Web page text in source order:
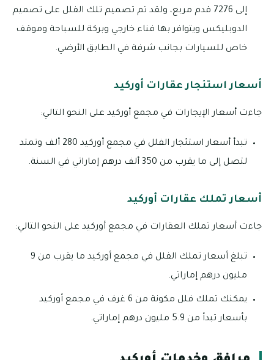
إلى 7276 قدم مربع، ولقد تم تصميم تلك الفلل على تصميم
الدوبليكس ويتوافر بها فناء خارجي وبركة للسباحة وموقف
خاص للسيارات بجانب شرفة في الطابق الأرضي.
أسعار استئجار عقارات أوركيد
جاءت أسعار الإيجارات في مجمع أوركيد على النحو التالي:
تبدأ أسعار استئجار الفلل في مجمع أوركيد 280 ألف وتمتد
لتصل إلى ما يقرب من 350 ألف درهم إماراتي في السنة.
أسعار تملك عقارات أوركيد
جاءت أسعار تملك العقارات في مجمع أوركيد على النحو التالي:
تبلغ أسعار تملك الفلل في مجمع أوركيد ما يقرب من 9
مليون درهم إماراتي.
يمكنك تملك فلل مكونة من 6 غرف في مجمع أوركيد
بأسعار تبدأ من 5.9 مليون درهم إماراتي.